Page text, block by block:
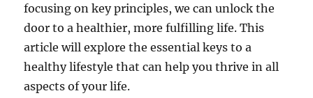
focusing on key principles, we can unlock the
door to a healthier, more fulfilling life. This
article will explore the essential keys to a
healthy lifestyle that can help you thrive in all
aspects of your life.